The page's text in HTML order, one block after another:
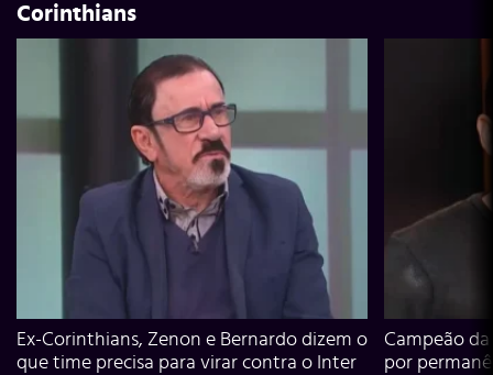
Corinthians
Ex-Corinthians, Zenon e Bernardo dizem o
que time precisa para virar contra o Inter
Campeão
por